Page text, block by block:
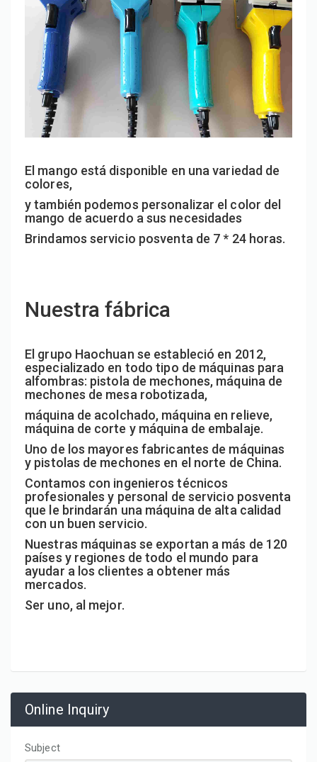
El mango está disponible en una variedad de
colores,
y también podemos personalizar el color del
mango de acuerdo a sus necesidades
Brindamos servicio posventa de 7 * 24 horas.
Nuestra fábrica
El grupo Haochuan se estableció en 2012,
especializado en todo tipo de máquinas para
alfombras: pistola de mechones, máquina de
mechones de mesa robotizada,
máquina de acolchado, máquina en relieve,
máquina de corte y máquina de embalaje.
Uno de los mayores fabricantes de máquinas
y pistolas de mechones en el norte de China.
Contamos con ingenieros técnicos
profesionales y personal de servicio posventa
que le brindarán una máquina de alta calidad
con un buen servicio.
Nuestras máquinas se exportan a más de 120
países y regiones de todo el mundo para
ayudar a los clientes a obtener más
mercados.
Ser uno, al mejor.
Online Inquiry
Subject